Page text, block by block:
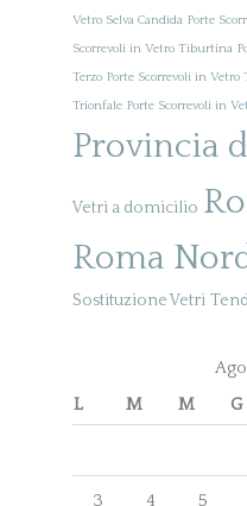
Vetro Selva Candida Porte
Scorrevoli in Vetro Tiburtina
Terzo Porte Scorrevoli in Vetro
Trionfale Porte Scorrevoli in
Provincia
Vetri a domicilio
Roma
Sostituzione Vetri
L
M M G
3 4 5